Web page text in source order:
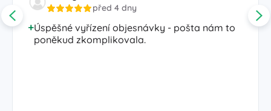
před 4 dny
Úspěšné vyřízení objesnávky - pošta nám to
poněkud zkomplikovala.